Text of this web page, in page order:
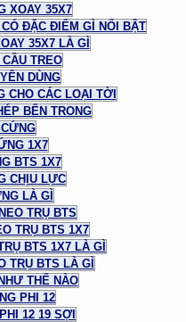
XOAY 35X7
ĐẶC ĐIỂM GÌ NỔI BẬT
35X7 LÀ GÌ
TREO
DÙNG
CHO CÁC LOẠI TỜI
BÊN TRONG
1X7
BTS 1X7
CHỊU LỰC
LÀ GÌ
TRỤ BTS
TRỤ BTS 1X7
BTS 1X7 LÀ GÌ
TRỤ BTS LÀ GÌ
THẾ NÀO
PHI 12
12 19 SỢI